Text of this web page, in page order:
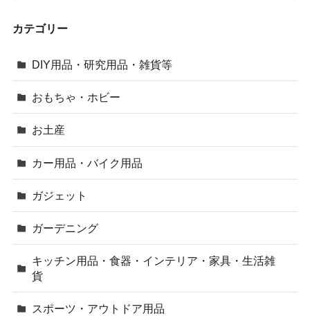
カテゴリー
DIY用品・研究用品・雑貨等
おもちゃ・ホビー
お土産
カー用品・バイク用品
ガジェット
ガーデニング
キッチン用品・食器・インテリア・家具・生活雑
貨
スポーツ・アウトドア用品